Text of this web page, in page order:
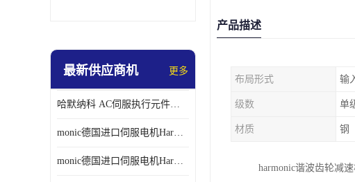
最新供应商机 更多
哈默纳科 AC伺服执行元件扁平型SHA系列 议价
monic德国进口伺服电机Har中国总代理单价
monic德国进口伺服电机Har中国总代理代理
产品描述
布局形式 输
级数 单
材质 钢
harmonic谐波齿轮减